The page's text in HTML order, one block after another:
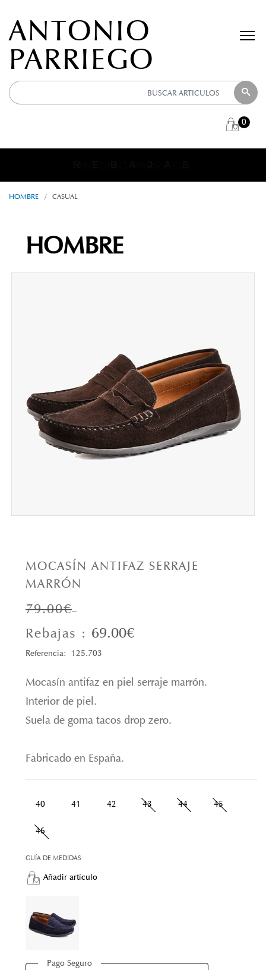
ANTONIO
PARRIEGO
0
HOMBRE / CASUAL
HOMBRE
MOCASÍN ANTIFAZ SERRAJE
MARRÓN
79.00€
Rebajas : 69.00€
Referencia: 125.703
Mocasín antifaz en piel serraje marrón.
Interior de piel.
Suela de goma tacos drop zero.
Fabricado en España.
40 41 42 43 44 45
46
GUÍA DE MEDIDAS
Añadir artículo
Pago Seguro